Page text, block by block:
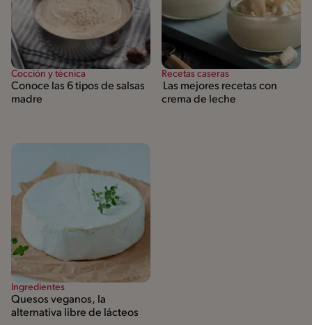
Cocción y técnica
Conoce las 6 tipos de salsas
madre
Recetas caseras
Las mejores recetas con
crema de leche
Ingredientes
Quesos veganos, la
alternativa libre de lácteos